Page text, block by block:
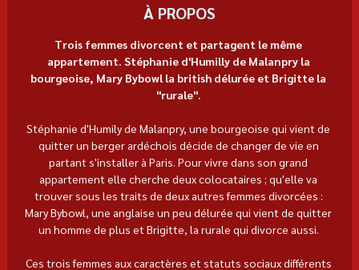
À PROPOS
Trois femmes divorcent et partagent le même
appartement. Stéphanie d'Humilly de Malanpry la
bourgeoise, Mary Bybowl la british délurée et Brigitte la
"rurale".
Stéphanie d'Humily de Malanpry, une bourgeoise qui vient de
quitter un berger ardéchois décide de changer de vie en
partant s'installer à Paris. Pour vivre dans son grand
appartement elle cherche deux colocataires ; qu'elle va
trouver sous les traits de deux autres femmes divorcées :
Mary Bybowl, une anglaise un peu délurée qui vient de quitter
un homme de plus et Brigitte, la rurale qui divorce aussi.
Ces trois femmes aux caractères et statuts sociaux différents